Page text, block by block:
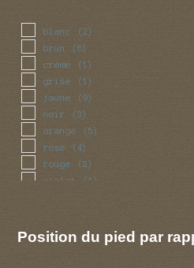
blanc (2)
brun (6)
creme (1)
grise (1)
jaune (9)
noir (3)
orange (5)
rose (4)
rouge (2)
violet (1)
Position du pied par